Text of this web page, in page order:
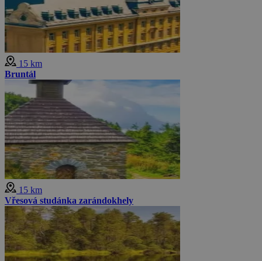
15 km
Bruntál
15 km
Vřesová studánka zarándokhely